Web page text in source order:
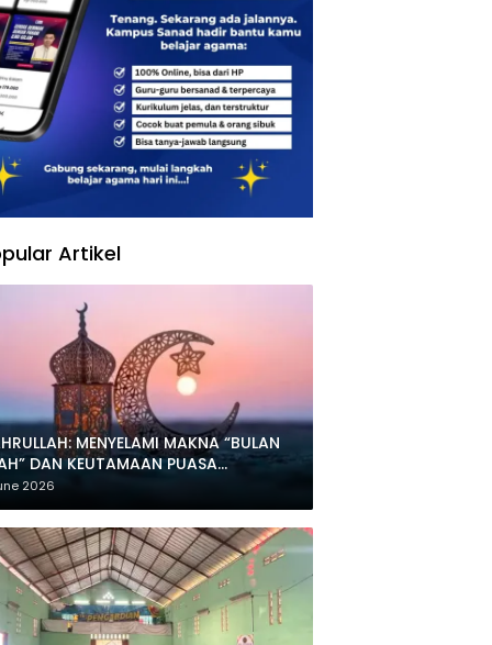
Artikel
MENYELAMI MAKNA “BULAN
DAN KEUTAMAAN PUASA
2026